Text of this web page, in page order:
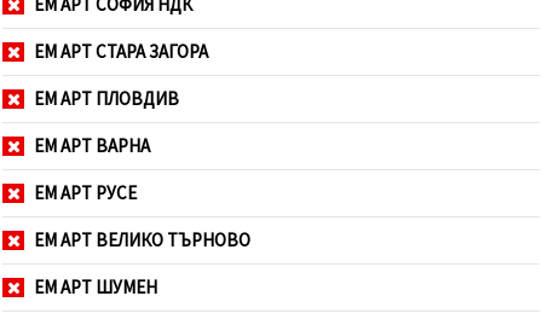
ЕМ АРТ СТАРА ЗАГОРА
ЕМ АРТ ПЛОВДИВ
ЕМ АРТ ВАРНА
ЕМ АРТ РУСЕ
ЕМ АРТ ВЕЛИКО ТЪРНОВО
ЕМ АРТ ШУМЕН